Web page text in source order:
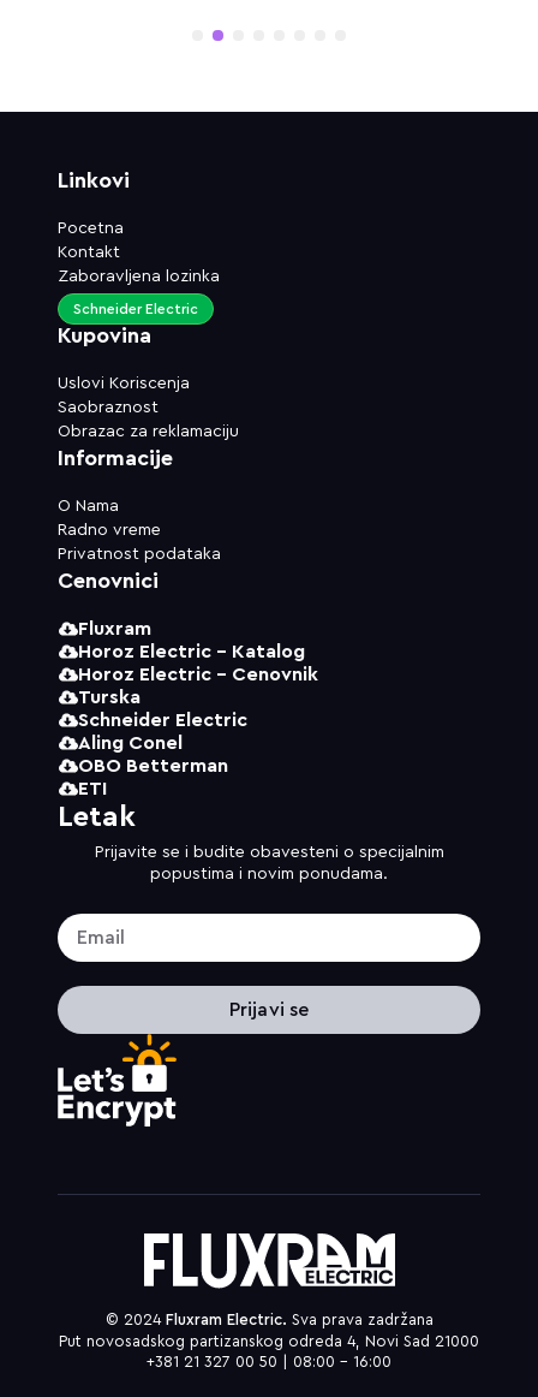
5
Linkovi
Pocetna
Kontakt
Zaboravljena lozinka
Kupovina
Uslovi Koriscenja
Saobraznost
Obrazac za reklamaciju
Schneider Electric
Informacije
O Nama
Radno vreme
Privatnost podataka
Cenovnici
Fluxram
Horoz Electric - Katalog
Horoz Electric - Cenovnik
Turska
Schneider Electric
Aling Conel
OBO Betterman
ETI
Letak
Prijavite se i budite obavesteni o specijalnim
popustima i novim ponudama.
Prijavi se
© 2024 Fluxram Electric. Sva prava zadržana
Put novosadskog partizanskog odreda 4, Novi Sad 21000
+381 21 327 00 50 | 08:00 – 16:00